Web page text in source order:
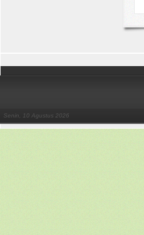
Senin, 10 Agustus 2026